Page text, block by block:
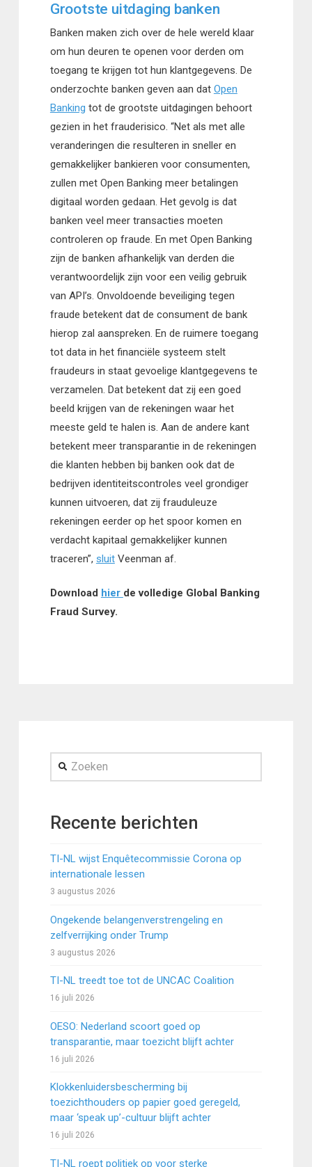
Grootste uitdaging banken
Banken maken zich over de hele wereld klaar
om hun deuren te openen voor derden om
toegang te krijgen tot hun klantgegevens. De
onderzochte banken geven aan dat Open
Banking tot de grootste uitdagingen behoort
gezien in het frauderisico. “Net als met alle
veranderingen die resulteren in sneller en
gemakkelijker bankieren voor consumenten,
zullen met Open Banking meer betalingen
digitaal worden gedaan. Het gevolg is dat
banken veel meer transacties moeten
controleren op fraude. En met Open Banking
zijn de banken afhankelijk van derden die
verantwoordelijk zijn voor een veilig gebruik
van API’s. Onvoldoende beveiliging tegen
fraude betekent dat de consument de bank
hierop zal aanspreken. En de ruimere toegang
tot data in het financiële systeem stelt
fraudeurs in staat gevoelige klantgegevens te
verzamelen. Dat betekent dat zij een goed
beeld krijgen van de rekeningen waar het
meeste geld te halen is. Aan de andere kant
betekent meer transparantie in de rekeningen
die klanten hebben bij banken ook dat de
bedrijven identiteitscontroles veel grondiger
kunnen uitvoeren, dat zij frauduleuze
rekeningen eerder op het spoor komen en
verdacht kapitaal gemakkelijker kunnen
traceren”, sluitVeenman af.
Download hier de volledige Global Banking
Fraud Survey.
Zoeken
Recente berichten
TI-NL wijst Enquêtecommissie Corona op
internationale lessen
3 augustus 2026
Ongekende belangenverstrengeling en
zelfverrijking onder Trump
3 augustus 2026
TI-NL treedt toe tot de UNCAC Coalition
16 juli 2026
OESO: Nederland scoort goed op
transparantie, maar toezicht blijft achter
16 juli 2026
Klokkenluidersbescherming bij
toezichthouders op papier goed geregeld,
maar ‘speak up’-cultuur blijft achter
16 juli 2026
TI-NL roept politiek op voor sterke